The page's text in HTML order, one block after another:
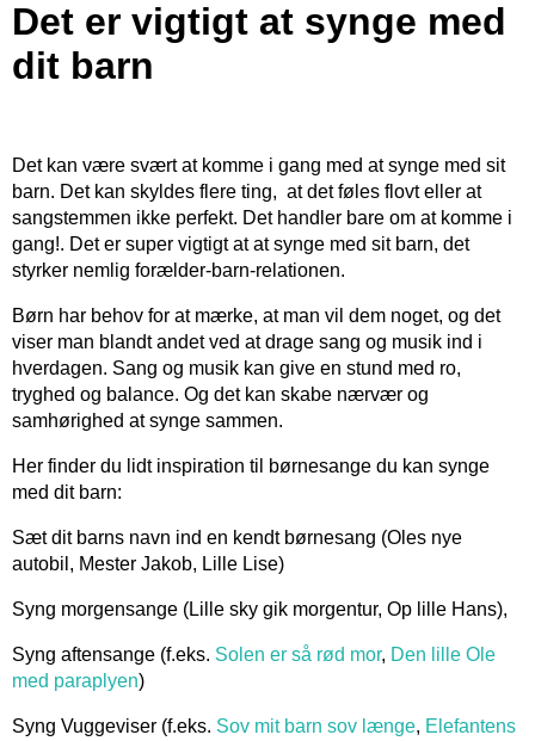
Det er vigtigt at synge med
dit barn
Det kan være svært at komme i gang med at synge med sit
barn. Det kan skyldes flere ting, at det føles flovt eller at
sangstemmen ikke perfekt. Det handler bare om at komme i
gang!. Det er super vigtigt at at synge med sit barn, det
styrker nemlig forælder-barn-relationen.
Børn har behov for at mærke, at man vil dem noget, og det
viser man blandt andet ved at drage sang og musik ind i
hverdagen. Sang og musik kan give en stund med ro,
tryghed og balance. Og det kan skabe nærvær og
samhørighed at synge sammen.
Her finder du lidt inspiration til børnesange du kan synge
med dit barn:
Sæt dit barns navn ind en kendt børnesang (Oles nye
autobil, Mester Jakob, Lille Lise)
Syng morgensange (Lille sky gik morgentur, Op lille Hans),
Syng aftensange (f.eks. Solen er så rød mor, Den lille Ole
med paraplyen)
Syng Vuggeviser (f.eks. Sov mit barn sov længe, Elefantens